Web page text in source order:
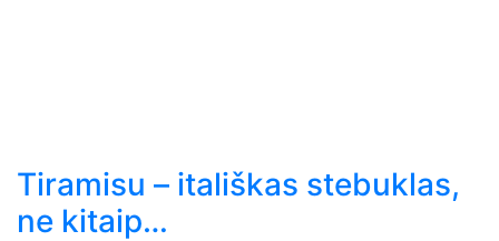
Tiramisu – itališkas stebuklas,
ne kitaip…